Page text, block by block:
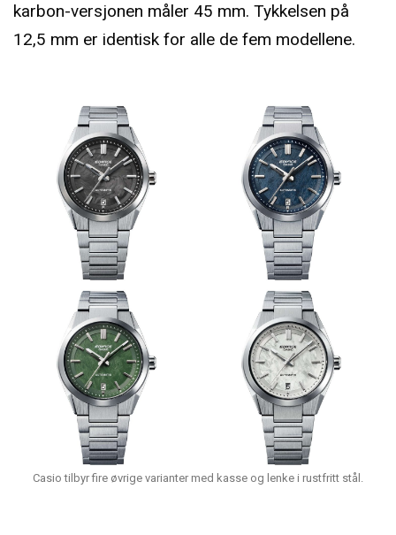
karbon-versjonen måler 45 mm. Tykkelsen på
12,5 mm er identisk for alle de fem modellene.
Casio tilbyr fire øvrige varianter med kasse og lenke i rustfritt stål.